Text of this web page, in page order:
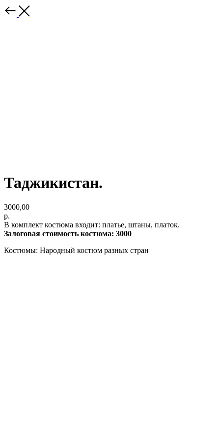
Таджикистан.
3000,00
р.
В комплект костюма входит: платье, штаны, платок.
Залоговая стоимость костюма: 3000
Костюмы: Народный костюм разных стран